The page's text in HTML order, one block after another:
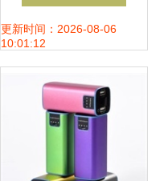
OPPO长安工厂手
机电池创新探索
更新时间：2026-08-06
10:01:12